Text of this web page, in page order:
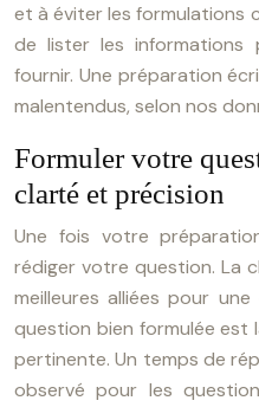
et à éviter les formulations
de lister les informations
fournir. Une préparation
malentendus, selon nos
Formuler votre
clarté et précision
Une fois votre
rédiger votre question. La
meilleures alliées pour
question bien formulée est
pertinente. Un temps de
observé pour les